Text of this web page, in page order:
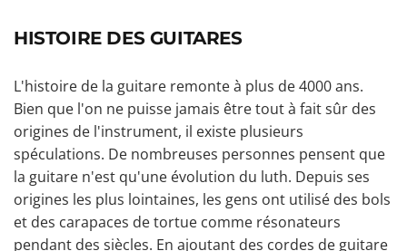
HISTOIRE DES GUITARES
L'histoire de la guitare remonte à plus de 4000 ans.
Bien que l'on ne puisse jamais être tout à fait sûr des
origines de l'instrument, il existe plusieurs
spéculations. De nombreuses personnes pensent que
la guitare n'est qu'une évolution du luth. Depuis ses
origines les plus lointaines, les gens ont utilisé des bols
et des carapaces de tortue comme résonateurs
pendant des siècles. En ajoutant des cordes de guitare